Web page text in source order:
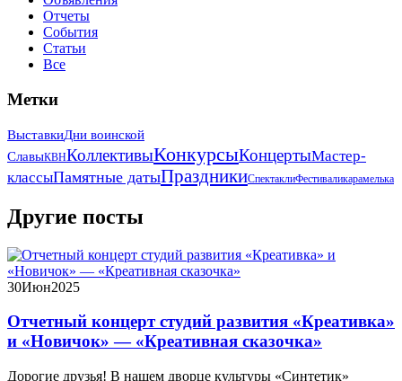
Отчеты
События
Статьи
Все
Метки
ВыставкиДни воинской
СлавыКВНКоллективыКонкурсыКонцертыМастер-
классыПамятные датыПраздникиСпектаклиФестиваликарамелька
Другие посты
30Июн2025
Отчетный концерт студий развития «Креативка»
и «Новичок» — «Креативная сказочка»
Дорогие друзья! В нашем дворце культуры «Синтетик»